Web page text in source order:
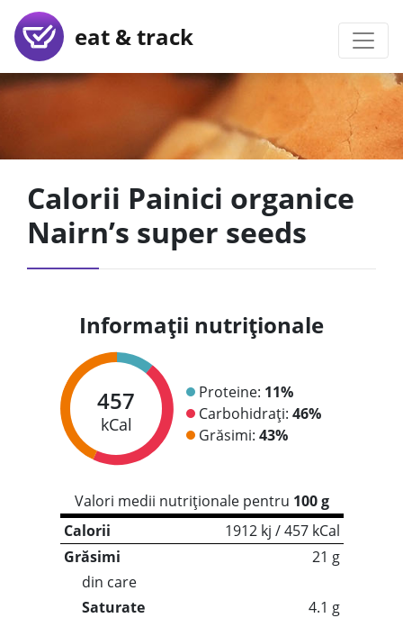
eat & track
Calorii Painici organice
Nairn’s super seeds
Informații nutriționale
457
kCal
Proteine: 11%
Carbohidrați: 46%
Grăsimi: 43%
Valori medii nutriționale pentru 100 g
Calorii
1912 kj / 457 kCal
Grăsimi
21 g
din care
Saturate
4.1 g